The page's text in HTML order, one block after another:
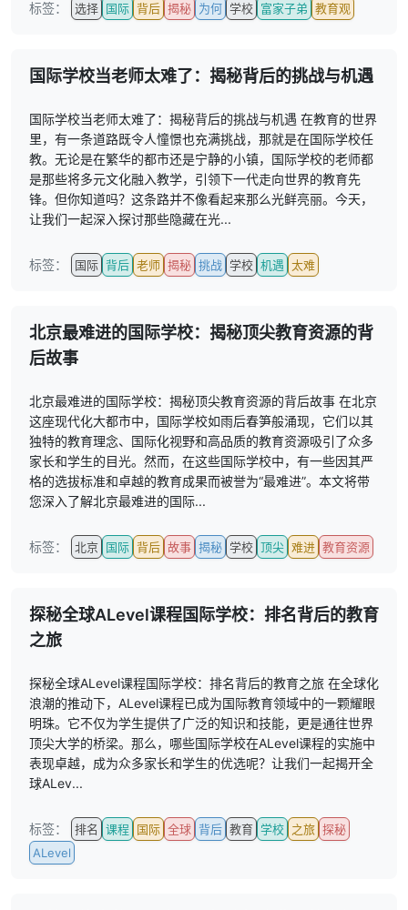
标签： 选择 国际 背后 揭秘 为何 学校 富家子弟 教育观
国际学校当老师太难了：揭秘背后的挑战与机遇
国际学校当老师太难了：揭秘背后的挑战与机遇 在教育的世界
里，有一条道路既令人憧憬也充满挑战，那就是在国际学校任
教。无论是在繁华的都市还是宁静的小镇，国际学校的老师都
是那些将多元文化融入教学，引领下一代走向世界的教育先
锋。但你知道吗？这条路并不像看起来那么光鲜亮丽。今天，
让我们一起深入探讨那些隐藏在光...
标签： 国际 背后 老师 揭秘 挑战 学校 机遇 太难
北京最难进的国际学校：揭秘顶尖教育资源的背
后故事
北京最难进的国际学校：揭秘顶尖教育资源的背后故事 在北京
这座现代化大都市中，国际学校如雨后春笋般涌现，它们以其
独特的教育理念、国际化视野和高品质的教育资源吸引了众多
家长和学生的目光。然而，在这些国际学校中，有一些因其严
格的选拔标准和卓越的教育成果而被誉为“最难进”。本文将带
您深入了解北京最难进的国际...
标签： 北京 国际 背后 故事 揭秘 学校 顶尖 难进 教育资源
探秘全球ALevel课程国际学校：排名背后的教育
之旅
探秘全球ALevel课程国际学校：排名背后的教育之旅 在全球化
浪潮的推动下，ALevel课程已成为国际教育领域中的一颗耀眼
明珠。它不仅为学生提供了广泛的知识和技能，更是通往世界
顶尖大学的桥梁。那么，哪些国际学校在ALevel课程的实施中
表现卓越，成为众多家长和学生的优选呢？让我们一起揭开全
球ALev...
标签： 排名 课程 国际 全球 背后 教育 学校 之旅 探秘
ALevel